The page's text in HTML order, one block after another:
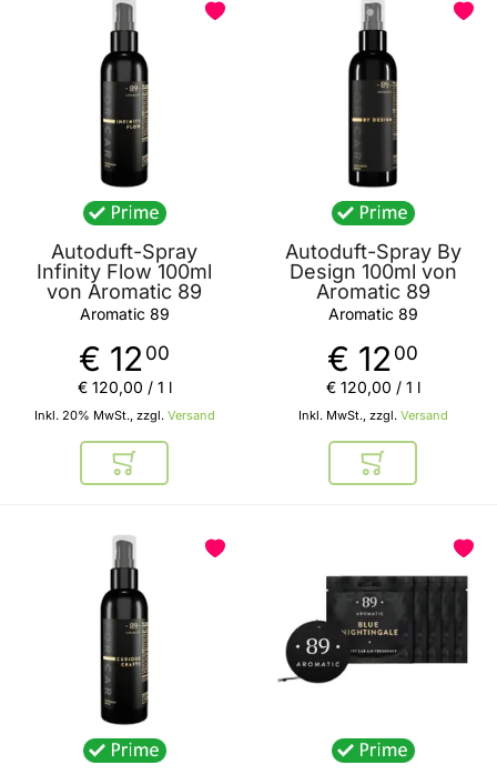
Autoduft-Spray
Infinity Flow 100ml
von Aromatic 89
Aromatic 89
€ 12 00
Inkl. 20% MwSt., zzgl. Versand
€ 120,00 / 1 l
In den Warenkorb
Autoduft-Spray By
Design 100ml von
Aromatic 89
Aromatic 89
€ 12 00
Inkl. MwSt., zzgl. Versand
€ 120,00 / 1 l
In den